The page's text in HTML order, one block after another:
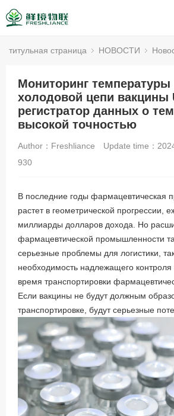
титульная страница НОВОСТИ
Мониторинг температуры
холодовой цепи вакцины
регистратор данных о
высокой точностью
Author：Freshliance Update time：
930
В последние годы фармацевтическая
растет в геометрической прогрессии,
миллиарды долларов дохода. Но
фармацевтической промышленности
серьезные проблемы для логистики,
необходимость надлежащего
время транспортировки
Если вакцины не будут должным
транспортировке, будут серьезные